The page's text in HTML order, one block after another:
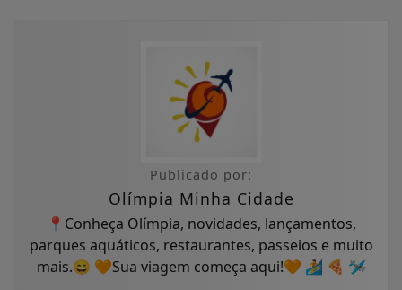
Publicado por:
Olímpia Minha Cidade
📍Conheça Olímpia, novidades, lançamentos,
parques aquáticos, restaurantes, passeios e muito
mais.😄 🧡Sua viagem começa aqui!🧡 🏄 🍕 🛩